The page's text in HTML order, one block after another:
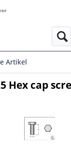
Artikel
Hex cap